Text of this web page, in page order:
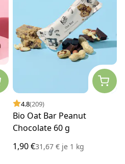
4.8(209)
Bio Oat Bar Peanut
Chocolate 60 g
1,90 €31,67 € je 1 kg